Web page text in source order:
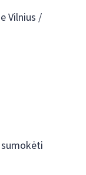
Vilnius /